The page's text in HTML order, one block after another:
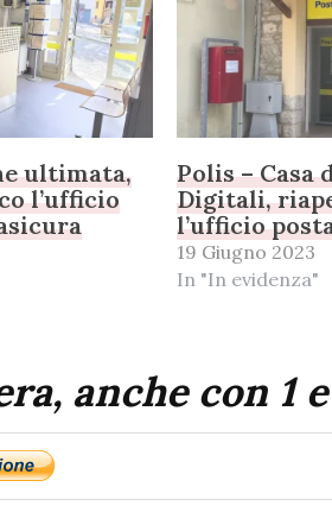
ultimata,
l’ufficio
Polis – Casa
Digitali,
l’ufficio
19 Giugno 2023
In "In evidenza"
anche con 1